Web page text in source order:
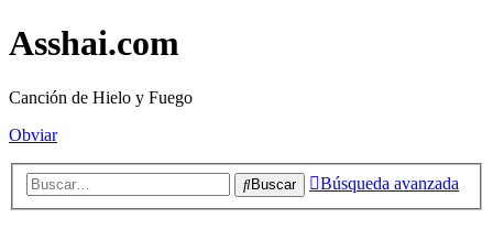
Asshai.com
Canción de Hielo y Fuego
Obviar
Buscar Búsqueda avanzada